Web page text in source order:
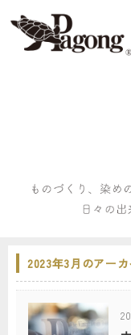
2023年3月のアー